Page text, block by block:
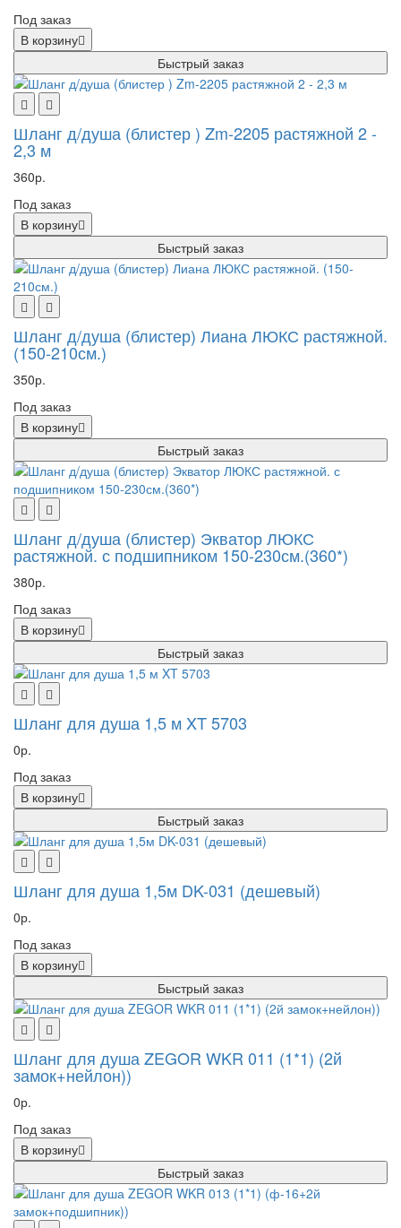
Под заказ
В корзину
Быстрый заказ
Шланг д/душа (блистер ) Zm-2205 растяжной 2 -
2,3 м
360р.
Под заказ
В корзину
Быстрый заказ
Шланг д/душа (блистер) Лиана ЛЮКС растяжной.
(150-210см.)
350р.
Под заказ
В корзину
Быстрый заказ
Шланг д/душа (блистер) Экватор ЛЮКС
растяжной. с подшипником 150-230см.(360*)
380р.
Под заказ
В корзину
Быстрый заказ
Шланг для душа 1,5 м XT 5703
0р.
Под заказ
В корзину
Быстрый заказ
Шланг для душа 1,5м DK-031 (дешевый)
0р.
Под заказ
В корзину
Быстрый заказ
Шланг для душа ZEGOR WKR 011 (1*1) (2й
замок+нейлон))
0р.
Под заказ
В корзину
Быстрый заказ